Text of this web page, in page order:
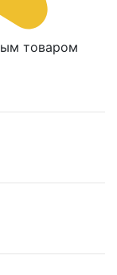
товаром